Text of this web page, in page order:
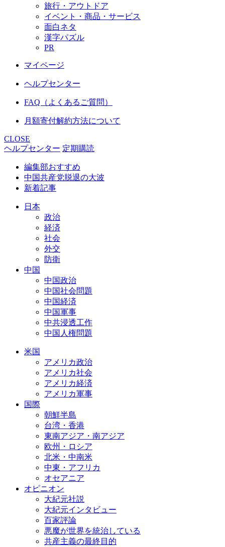
旅行・アウトドア
イベント・商品・サービス
面白ネタ
漢字パズル
PR
マイページ
ヘルプセンター
FAQ（よくあるご質問）
月額寄付解約方法について
CLOSE
ヘルプセンター 定期購読
編集部おすすめ
中国共産党脱退の大波
新着記事
日本
政治
経済
社会
外交
防衛
中国
中国政治
中国社会問題
中国経済
中国軍事
中共浸透工作
中国人権問題
米国
アメリカ政治
アメリカ社会
アメリカ経済
アメリカ軍事
国際
朝鮮半島
台湾・香港
東南アジア・南アジア
欧州・ロシア
北米・中南米
中東・アフリカ
オセアニア
オピニオン
大紀元社説
大紀元インタビュー
百家評論
悪魔が世界を統治している
共産主義の最終目的